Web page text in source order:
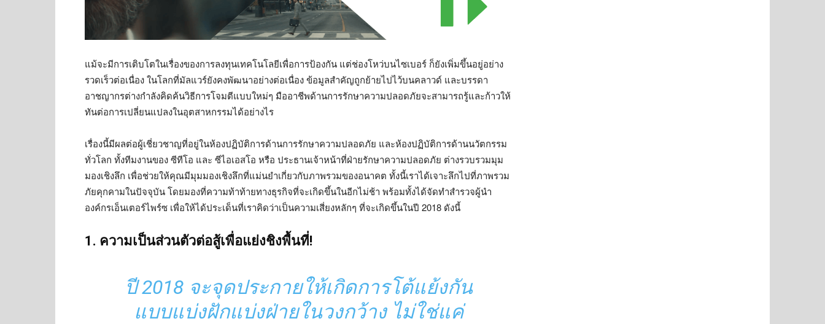
แม้จะมีการเติบโตในเรื่องของการลงทุนเทคโนโลยีเพื่อการป้องกัน แต่ช่องโหว่บนไซเบอร์ ก็ยังเพิ่มขึ้นอยู่อย่าง
รวดเร็วต่อเนื่อง ในโลกที่มัลแวร์ยังคงพัฒนาอย่างต่อเนื่อง ข้อมูลสำคัญถูกย้ายไปไว้บนคลาวด์ และบรรดา
อาชญากรต่างกำลังคิดค้นวิธีการโจมตีแบบใหม่ๆ มืออาชีพด้านการรักษาความปลอดภัยจะสามารถรู้และก้าวให้
ทันต่อการเปลี่ยนแปลงในอุตสาหกรรมได้อย่างไร
เรื่องนี้มีผลต่อผู้เชี่ยวชาญที่อยู่ในห้องปฏิบัติการด้านการรักษาความปลอดภัย และห้องปฏิบัติการด้านนวัตกรรม
ทั่วโลก ทั้งทีมงานของ ซีทีโอ และ ซีไอเอสโอ หรือ ประธานเจ้าหน้าที่ฝ่ายรักษาความปลอดภัย ต่างรวบรวมมุม
มองเชิงลึก เพื่อช่วยให้คุณมีมุมมองเชิงลึกที่แม่นยำเกี่ยวกับภาพรวมของอนาคต ทั้งนี้เราได้เจาะลึกไปที่ภาพรวม
ภัยคุกคามในปัจจุบัน โดยมองที่ความท้าท้ายทางธุรกิจที่จะเกิดขึ้นในอีกไม่ช้า พร้อมทั้งได้จัดทำสำรวจผู้นำ
องค์กรเอ็นเตอร์ไพร์ซ เพื่อให้ได้ประเด็นที่เราคิดว่าเป็นความเสี่ยงหลักๆ ที่จะเกิดขึ้นในปี 2018 ดังนี้
1. ความเป็นส่วนตัวต่อสู้เพื่อแย่งชิงพื้นที่!
ปี 2018 จะจุดประกายให้เกิดการโต้แย้งกัน
แบบแบ่งฝักแบ่งฝ่ายในวงกว้าง ไม่ใช่แค่